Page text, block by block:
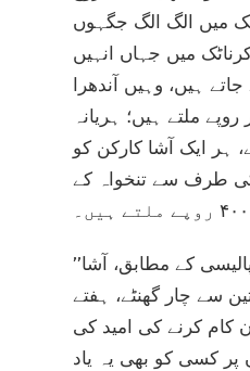
میں الگ الگ جگہوں
میں جہاں انہیں
جاتے ہیں، وہیں آندھرا
میں ۱۰ ہزار روپے ملتے ہیں؛ ہریانہ
۲۰۱۸ سے، ہر ایک آشا کارکن کو
طرف سے تنخواہ کے
’’این آر ایچ ایم کی پالیسی کے مطابق، آشا
سے چار گھنٹے، ہفتے
کام کرنے کی امید کی
پر کسی کو بھی یہ یاد